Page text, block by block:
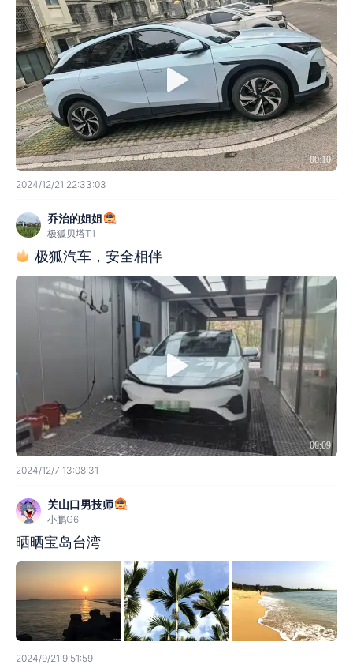
00:10
2024/12/21 22:33:03
乔治的姐姐
极狐贝塔T1
极狐汽车，安全相伴
00:09
2024/12/7 13:08:31
关山口男技师
小鹏G6
晒晒宝岛台湾
2024/9/21 9:51:59